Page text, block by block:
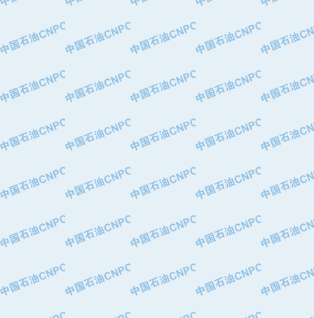
·河北华北石油天成实业集团有限公司
·特变电工股份有限公司
·中国石化镇海炼油化工股份有限公司
·重庆川东阀门制造有限公司
·三明高中压阀门有限公司
·宁波永泰塑料机械有限公司宁波高压
·上海人民企业集团有限公司
·西安巨力石油技术有限责任公司
·青岛汉缆股份有限公司
·厦门市榕兴新世纪石油设备制造有限
·大港油田集团中成机械制造有限公司
·承德司达石油装备开发公司
·四川明星电缆有限公司
·中国石油大庆石油化工总厂